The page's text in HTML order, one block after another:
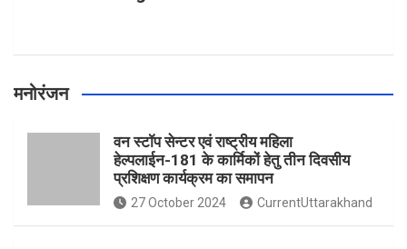
मनोरंजन
वन स्टॉप सेन्टर एवं राष्ट्रीय महिला
हेल्पलाईन-181 के कार्मिकों हेतु तीन दिवसीय
प्रशिक्षण कार्यक्रम का समापन
27 October 2024 CurrentUttarakhand